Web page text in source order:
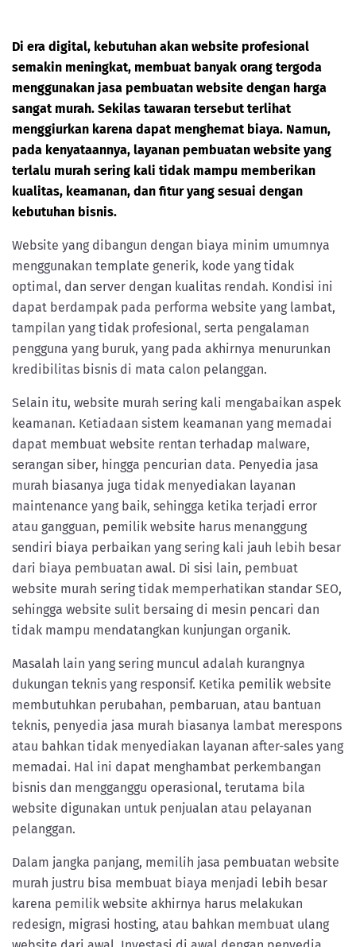
Di era digital, kebutuhan akan website profesional
semakin meningkat, membuat banyak orang tergoda
menggunakan jasa pembuatan website dengan harga
sangat murah. Sekilas tawaran tersebut terlihat
menggiurkan karena dapat menghemat biaya. Namun,
pada kenyataannya, layanan pembuatan website yang
terlalu murah sering kali tidak mampu memberikan
kualitas, keamanan, dan fitur yang sesuai dengan
kebutuhan bisnis.
Website yang dibangun dengan biaya minim umumnya
menggunakan template generik, kode yang tidak
optimal, dan server dengan kualitas rendah. Kondisi ini
dapat berdampak pada performa website yang lambat,
tampilan yang tidak profesional, serta pengalaman
pengguna yang buruk, yang pada akhirnya menurunkan
kredibilitas bisnis di mata calon pelanggan.
Selain itu, website murah sering kali mengabaikan aspek
keamanan. Ketiadaan sistem keamanan yang memadai
dapat membuat website rentan terhadap malware,
serangan siber, hingga pencurian data. Penyedia jasa
murah biasanya juga tidak menyediakan layanan
maintenance yang baik, sehingga ketika terjadi error
atau gangguan, pemilik website harus menanggung
sendiri biaya perbaikan yang sering kali jauh lebih besar
dari biaya pembuatan awal. Di sisi lain, pembuat
website murah sering tidak memperhatikan standar SEO,
sehingga website sulit bersaing di mesin pencari dan
tidak mampu mendatangkan kunjungan organik.
Masalah lain yang sering muncul adalah kurangnya
dukungan teknis yang responsif. Ketika pemilik website
membutuhkan perubahan, pembaruan, atau bantuan
teknis, penyedia jasa murah biasanya lambat merespons
atau bahkan tidak menyediakan layanan after-sales yang
memadai. Hal ini dapat menghambat perkembangan
bisnis dan mengganggu operasional, terutama bila
website digunakan untuk penjualan atau pelayanan
pelanggan.
Dalam jangka panjang, memilih jasa pembuatan website
murah justru bisa membuat biaya menjadi lebih besar
karena pemilik website akhirnya harus melakukan
redesign, migrasi hosting, atau bahkan membuat ulang